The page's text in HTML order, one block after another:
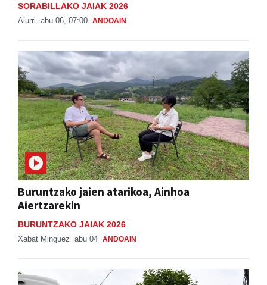
SORABILLAKO JAIAK 2026
Aiurri abu 06, 07:00 ANDOAIN
Buruntzako jaien atarikoa, Ainhoa
Aiertzarekin
BURUNTZAKO JAIAK 2026
Xabat Minguez abu 04 ANDOAIN